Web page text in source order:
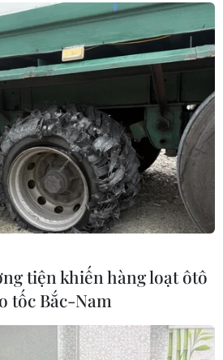
pháp về cơ chế, chính sách, quy
vốn vay ưu đãi.
tiện khiến hàng loạt ôtô
tốc Bắc-Nam